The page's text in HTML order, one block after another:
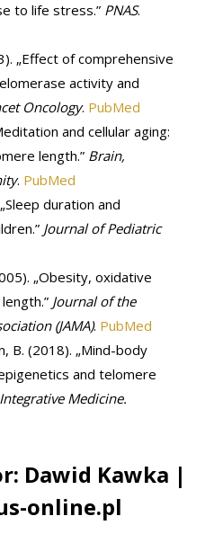
to life stress.” PNAS.
„Effect of comprehensive
activity and
Oncology. PubMed
and cellular aging:
length.” Brain,
. PubMed
duration and
Journal of Pediatric
„Obesity, oxidative
Journal of the
(JAMA). PubMed
B. (2018). „Mind-body
and telomere
Medicine.
Dawid Kawka |
online.pl